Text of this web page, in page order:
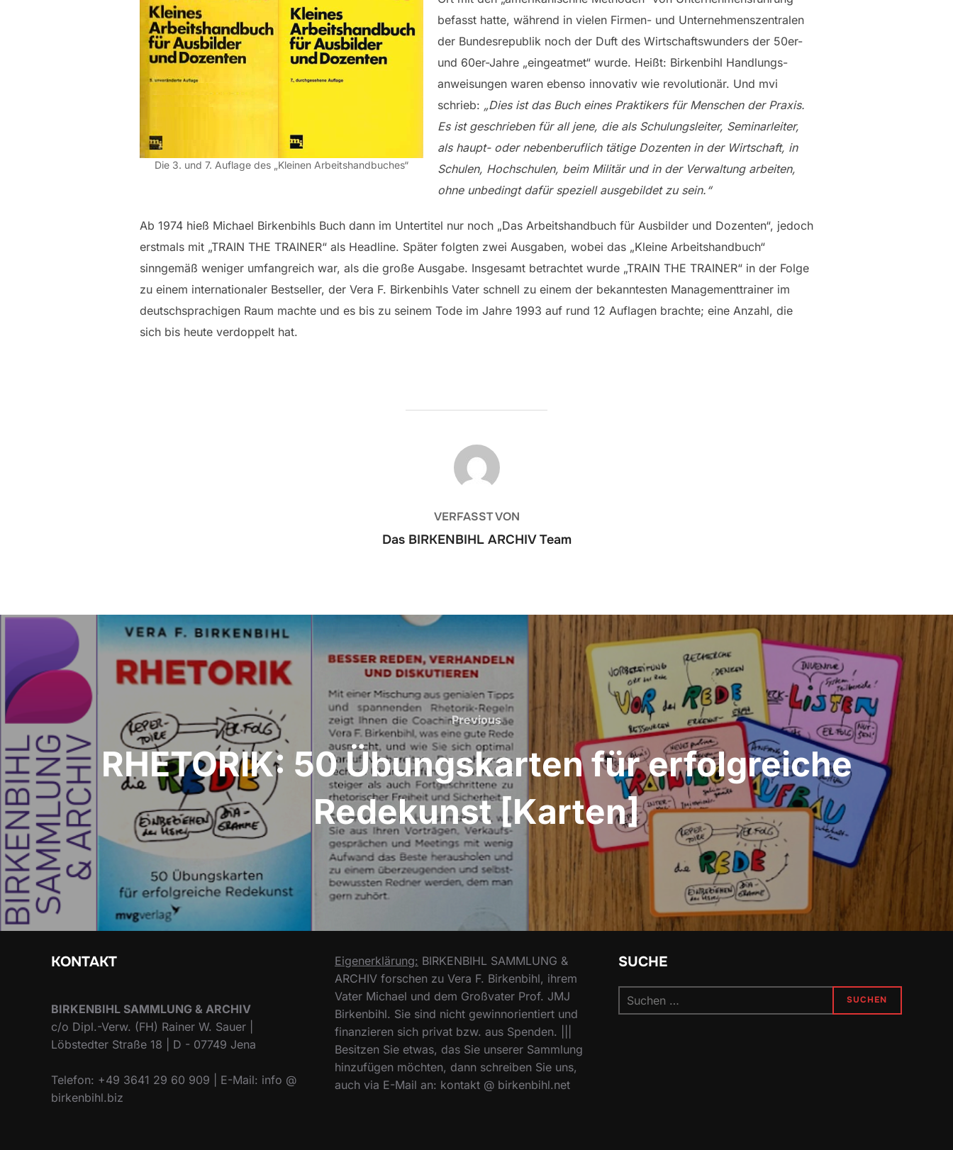
Die 3. und 7. Auflage des „Kleinen Arbeitshandbuches“
befasst hatte, während in vielen Firmen- und Unternehmenszentralen
der Bundesrepublik noch der Duft des Wirtschaftswunders der 50er-
und 60er-Jahre „eingeatmet“ wurde. Heißt: Birkenbihl Handlungs-
anweisungen waren ebenso innovativ wie revolutionär. Und mvi
schrieb: „Dies ist das Buch eines Praktikers für Menschen der Praxis.
Es ist geschrieben für all jene, die als Schulungsleiter, Seminarleiter,
als haupt- oder nebenberuflich tätige Dozenten in der Wirtschaft, in
Schulen, Hochschulen, beim Militär und in der Verwaltung arbeiten,
ohne unbedingt dafür speziell ausgebildet zu sein.“
Ab 1974 hieß Michael Birkenbihls Buch dann im Untertitel nur noch „Das Arbeitshandbuch für Ausbilder und Dozenten“, jedoch
erstmals mit „TRAIN THE TRAINER“ als Headline. Später folgten zwei Ausgaben, wobei das „Kleine Arbeitshandbuch“
sinngemäß weniger umfangreich war, als die große Ausgabe. Insgesamt betrachtet wurde „TRAIN THE TRAINER“ in der Folge
zu einem internationaler Bestseller, der Vera F. Birkenbihls Vater schnell zu einem der bekanntesten Managementtrainer im
deutschsprachigen Raum machte und es bis zu seinem Tode im Jahre 1993 auf rund 12 Auflagen brachte; eine Anzahl, die
sich bis heute verdoppelt hat.
BEITRAGSAUTOR
VERFASST VON
Das BIRKENBIHL ARCHIV Team
Beitragsnavigation
Previous
Previous
RHETORIK: 50 Übungskarten für erfolgreiche
Redekunst [Karten]
KONTAKT
BIRKENBIHL SAMMLUNG & ARCHIV
c/o Dipl.-Verw. (FH) Rainer W. Sauer |
Löbstedter Straße 18 | D - 07749 Jena
Telefon: +49 3641 29 60 909 | E-Mail: info @
birkenbihl.biz
Eigenerklärung: BIRKENBIHL SAMMLUNG &
ARCHIV forschen zu Vera F. Birkenbihl, ihrem
Vater Michael und dem Großvater Prof. JMJ
Birkenbihl. Sie sind nicht gewinnorientiert und
finanzieren sich privat bzw. aus Spenden. |||
Besitzen Sie etwas, das Sie unserer Sammlung
hinzufügen möchten, dann schreiben Sie uns,
auch via E-Mail an: kontakt @ birkenbihl.net
SUCHE
Suchen
nach:
SUCHEN